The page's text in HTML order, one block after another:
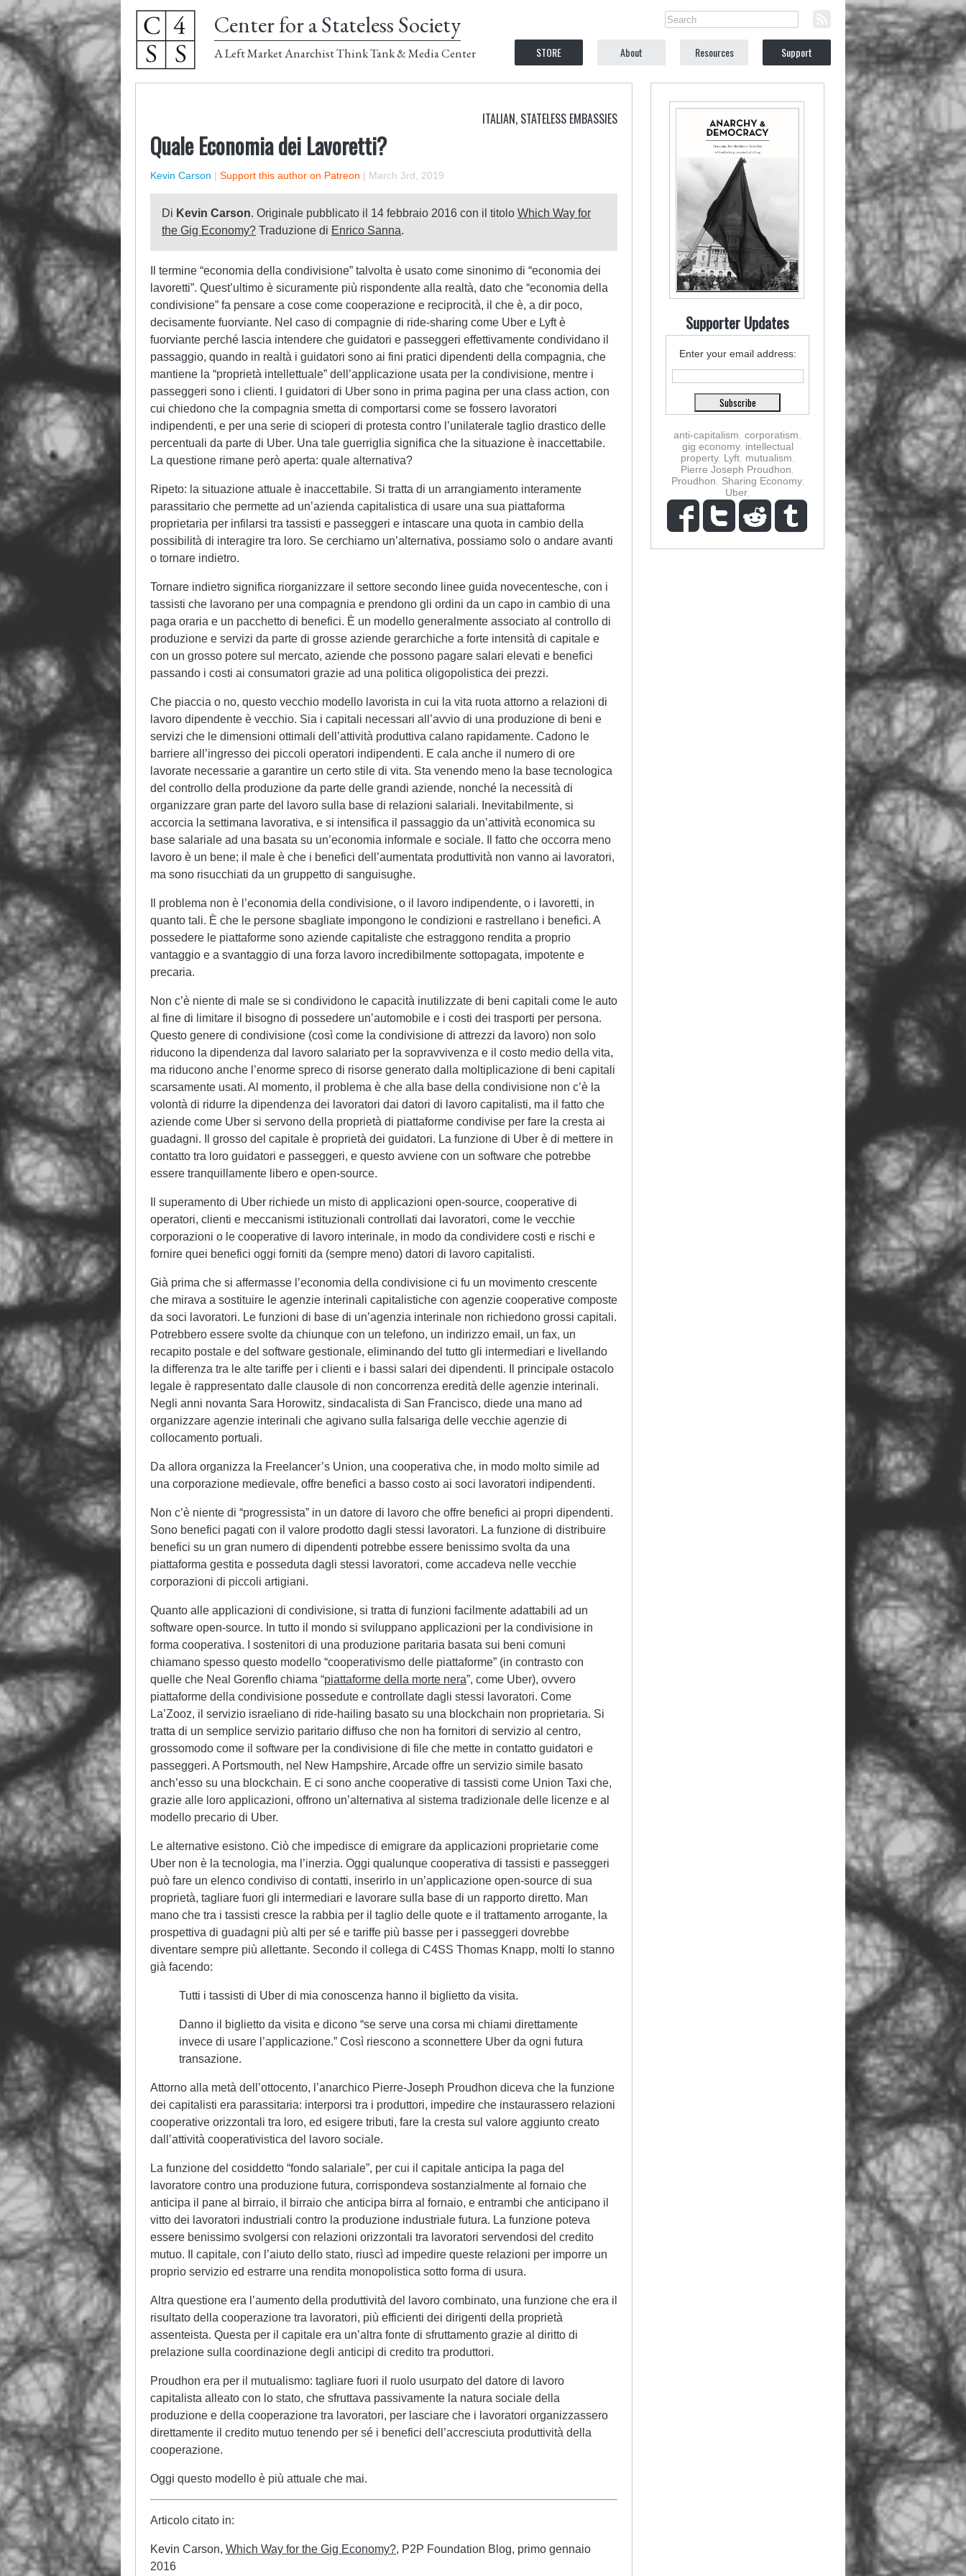
Center for a Stateless Society
A Left Market Anarchist Think Tank & Media Center STORE About Resources Support
ITALIAN, STATELESS EMBASSIES
Quale Economia dei Lavoretti?
Kevin Carson | Support this author on Patreon | March 3rd, 2019
Di Kevin Carson. Originale pubblicato il 14 febbraio 2016 con il titolo Which Way for
the Gig Economy? Traduzione di Enrico Sanna.
Il termine “economia della condivisione” talvolta è usato come sinonimo di “economia dei
lavoretti”. Quest’ultimo è sicuramente più rispondente alla realtà, dato che “economia della
condivisione” fa pensare a cose come cooperazione e reciprocità, il che è, a dir poco,
decisamente fuorviante. Nel caso di compagnie di ride-sharing come Uber e Lyft è
fuorviante perché lascia intendere che guidatori e passeggeri effettivamente condividano il
passaggio, quando in realtà i guidatori sono ai fini pratici dipendenti della compagnia, che
mantiene la “proprietà intellettuale” dell’applicazione usata per la condivisione, mentre i
passeggeri sono i clienti. I guidatori di Uber sono in prima pagina per una class action, con
cui chiedono che la compagnia smetta di comportarsi come se fossero lavoratori
indipendenti, e per una serie di scioperi di protesta contro l’unilaterale taglio drastico delle
percentuali da parte di Uber. Una tale guerriglia significa che la situazione è inaccettabile.
La questione rimane però aperta: quale alternativa?
Ripeto: la situazione attuale è inaccettabile. Si tratta di un arrangiamento interamente
parassitario che permette ad un’azienda capitalistica di usare una sua piattaforma
proprietaria per infilarsi tra tassisti e passeggeri e intascare una quota in cambio della
possibilità di interagire tra loro. Se cerchiamo un’alternativa, possiamo solo o andare avanti
o tornare indietro.
Tornare indietro significa riorganizzare il settore secondo linee guida novecentesche, con i
tassisti che lavorano per una compagnia e prendono gli ordini da un capo in cambio di una
paga oraria e un pacchetto di benefici. È un modello generalmente associato al controllo di
produzione e servizi da parte di grosse aziende gerarchiche a forte intensità di capitale e
con un grosso potere sul mercato, aziende che possono pagare salari elevati e benefici
passando i costi ai consumatori grazie ad una politica oligopolistica dei prezzi.
Che piaccia o no, questo vecchio modello lavorista in cui la vita ruota attorno a relazioni di
lavoro dipendente è vecchio. Sia i capitali necessari all’avvio di una produzione di beni e
servizi che le dimensioni ottimali dell’attività produttiva calano rapidamente. Cadono le
barriere all’ingresso dei piccoli operatori indipendenti. E cala anche il numero di ore
lavorate necessarie a garantire un certo stile di vita. Sta venendo meno la base tecnologica
del controllo della produzione da parte delle grandi aziende, nonché la necessità di
organizzare gran parte del lavoro sulla base di relazioni salariali. Inevitabilmente, si
accorcia la settimana lavorativa, e si intensifica il passaggio da un’attività economica su
base salariale ad una basata su un’economia informale e sociale. Il fatto che occorra meno
lavoro è un bene; il male è che i benefici dell’aumentata produttività non vanno ai lavoratori,
ma sono risucchiati da un gruppetto di sanguisughe.
Il problema non è l’economia della condivisione, o il lavoro indipendente, o i lavoretti, in
quanto tali. È che le persone sbagliate impongono le condizioni e rastrellano i benefici. A
possedere le piattaforme sono aziende capitaliste che estraggono rendita a proprio
vantaggio e a svantaggio di una forza lavoro incredibilmente sottopagata, impotente e
precaria.
Non c’è niente di male se si condividono le capacità inutilizzate di beni capitali come le auto
al fine di limitare il bisogno di possedere un’automobile e i costi dei trasporti per persona.
Questo genere di condivisione (così come la condivisione di attrezzi da lavoro) non solo
riducono la dipendenza dal lavoro salariato per la sopravvivenza e il costo medio della vita,
ma riducono anche l’enorme spreco di risorse generato dalla moltiplicazione di beni capitali
scarsamente usati. Al momento, il problema è che alla base della condivisione non c’è la
volontà di ridurre la dipendenza dei lavoratori dai datori di lavoro capitalisti, ma il fatto che
aziende come Uber si servono della proprietà di piattaforme condivise per fare la cresta ai
guadagni. Il grosso del capitale è proprietà dei guidatori. La funzione di Uber è di mettere in
contatto tra loro guidatori e passeggeri, e questo avviene con un software che potrebbe
essere tranquillamente libero e open-source.
Il superamento di Uber richiede un misto di applicazioni open-source, cooperative di
operatori, clienti e meccanismi istituzionali controllati dai lavoratori, come le vecchie
corporazioni o le cooperative di lavoro interinale, in modo da condividere costi e rischi e
fornire quei benefici oggi forniti da (sempre meno) datori di lavoro capitalisti.
Già prima che si affermasse l’economia della condivisione ci fu un movimento crescente
che mirava a sostituire le agenzie interinali capitalistiche con agenzie cooperative composte
da soci lavoratori. Le funzioni di base di un’agenzia interinale non richiedono grossi capitali.
Potrebbero essere svolte da chiunque con un telefono, un indirizzo email, un fax, un
recapito postale e del software gestionale, eliminando del tutto gli intermediari e livellando
la differenza tra le alte tariffe per i clienti e i bassi salari dei dipendenti. Il principale ostacolo
legale è rappresentato dalle clausole di non concorrenza eredità delle agenzie interinali.
Negli anni novanta Sara Horowitz, sindacalista di San Francisco, diede una mano ad
organizzare agenzie interinali che agivano sulla falsariga delle vecchie agenzie di
collocamento portuali.
Da allora organizza la Freelancer’s Union, una cooperativa che, in modo molto simile ad
una corporazione medievale, offre benefici a basso costo ai soci lavoratori indipendenti.
Non c’è niente di “progressista” in un datore di lavoro che offre benefici ai propri dipendenti.
Sono benefici pagati con il valore prodotto dagli stessi lavoratori. La funzione di distribuire
benefici su un gran numero di dipendenti potrebbe essere benissimo svolta da una
piattaforma gestita e posseduta dagli stessi lavoratori, come accadeva nelle vecchie
corporazioni di piccoli artigiani.
Quanto alle applicazioni di condivisione, si tratta di funzioni facilmente adattabili ad un
software open-source. In tutto il mondo si sviluppano applicazioni per la condivisione in
forma cooperativa. I sostenitori di una produzione paritaria basata sui beni comuni
chiamano spesso questo modello “cooperativismo delle piattaforme” (in contrasto con
quelle che Neal Gorenflo chiama “piattaforme della morte nera”, come Uber), ovvero
piattaforme della condivisione possedute e controllate dagli stessi lavoratori. Come
La’Zooz, il servizio israeliano di ride-hailing basato su una blockchain non proprietaria. Si
tratta di un semplice servizio paritario diffuso che non ha fornitori di servizio al centro,
grossomodo come il software per la condivisione di file che mette in contatto guidatori e
passeggeri. A Portsmouth, nel New Hampshire, Arcade offre un servizio simile basato
anch’esso su una blockchain. E ci sono anche cooperative di tassisti come Union Taxi che,
grazie alle loro applicazioni, offrono un’alternativa al sistema tradizionale delle licenze e al
modello precario di Uber.
Le alternative esistono. Ciò che impedisce di emigrare da applicazioni proprietarie come
Uber non è la tecnologia, ma l’inerzia. Oggi qualunque cooperativa di tassisti e passeggeri
può fare un elenco condiviso di contatti, inserirlo in un’applicazione open-source di sua
proprietà, tagliare fuori gli intermediari e lavorare sulla base di un rapporto diretto. Man
mano che tra i tassisti cresce la rabbia per il taglio delle quote e il trattamento arrogante, la
prospettiva di guadagni più alti per sé e tariffe più basse per i passeggeri dovrebbe
diventare sempre più allettante. Secondo il collega di C4SS Thomas Knapp, molti lo stanno
già facendo:
Tutti i tassisti di Uber di mia conoscenza hanno il biglietto da visita.
Danno il biglietto da visita e dicono “se serve una corsa mi chiami direttamente
invece di usare l’applicazione.” Così riescono a sconnettere Uber da ogni futura
transazione.
Attorno alla metà dell’ottocento, l’anarchico Pierre-Joseph Proudhon diceva che la funzione
dei capitalisti era parassitaria: interporsi tra i produttori, impedire che instaurassero relazioni
cooperative orizzontali tra loro, ed esigere tributi, fare la cresta sul valore aggiunto creato
dall’attività cooperativistica del lavoro sociale.
La funzione del cosiddetto “fondo salariale”, per cui il capitale anticipa la paga del
lavoratore contro una produzione futura, corrispondeva sostanzialmente al fornaio che
anticipa il pane al birraio, il birraio che anticipa birra al fornaio, e entrambi che anticipano il
vitto dei lavoratori industriali contro la produzione industriale futura. La funzione poteva
essere benissimo svolgersi con relazioni orizzontali tra lavoratori servendosi del credito
mutuo. Il capitale, con l’aiuto dello stato, riuscì ad impedire queste relazioni per imporre un
proprio servizio ed estrarre una rendita monopolistica sotto forma di usura.
Altra questione era l’aumento della produttività del lavoro combinato, una funzione che era il
risultato della cooperazione tra lavoratori, più efficienti dei dirigenti della proprietà
assenteista. Questa per il capitale era un’altra fonte di sfruttamento grazie al diritto di
prelazione sulla coordinazione degli anticipi di credito tra produttori.
Proudhon era per il mutualismo: tagliare fuori il ruolo usurpato del datore di lavoro
capitalista alleato con lo stato, che sfruttava passivamente la natura sociale della
produzione e della cooperazione tra lavoratori, per lasciare che i lavoratori organizzassero
direttamente il credito mutuo tenendo per sé i benefici dell’accresciuta produttività della
cooperazione.
Oggi questo modello è più attuale che mai.
Articolo citato in:
Kevin Carson, Which Way for the Gig Economy?, P2P Foundation Blog, primo gennaio
2016
Supporter Updates
Enter your email address:
anti-capitalism corporatism
gig economy, intellectual
property, Lyft, mutualism
Pierre Joseph Proudhon
Proudhon
Sharing Economy,
Uber,